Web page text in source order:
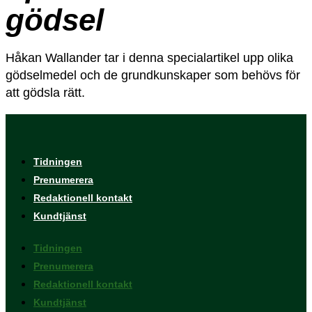
gödsel
Håkan Wallander tar i denna specialartikel upp olika
gödselmedel och de grundkunskaper som behövs för
att gödsla rätt.
Tidningen
Prenumerera
Redaktionell kontakt
Kundtjänst
Tidningen
Prenumerera
Redaktionell kontakt
Kundtjänst